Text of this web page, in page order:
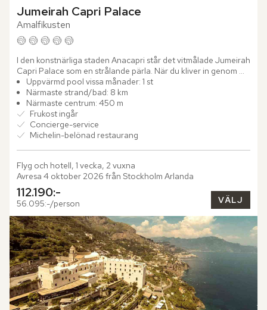
Jumeirah Capri Palace
Amalfikusten
I den konstnärliga staden Anacapri står det vitmålade Jumeirah
Capri Palace som en strålande pärla. När du kliver in genom
dörrarna möts du av "Shores of the Seas" – en imponerande...
Uppvärmd pool vissa månader: 1 st
Närmaste strand/bad: 8 km
Närmaste centrum: 450 m
Frukost ingår
Concierge-service
Michelin-belönad restaurang
Flyg och hotell, 1 vecka, 2 vuxna
Avresa 4 oktober 2026 från Stockholm Arlanda
112.190:-
56.095:-/person VÄLJ